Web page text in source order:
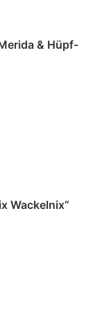
& Hüpf-
Wackelnix“